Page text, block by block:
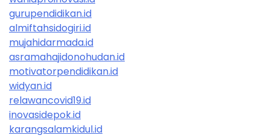
gurupendidikan.id
almiftahsidogiri.id
mujahidarmada.id
asramahajidonohudan.id
motivatorpendidikan.id
widyan.id
relawancovid19.id
inovasidepok.id
karangsalamkidul.id